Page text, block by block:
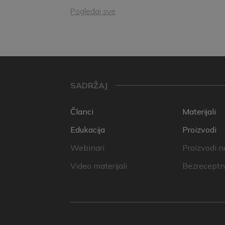
Pogledaj sve
SADRŽAJ
Članci
Edukacija
Webinari
Video materijali
Materijali
Proizvodi
Proizvodi